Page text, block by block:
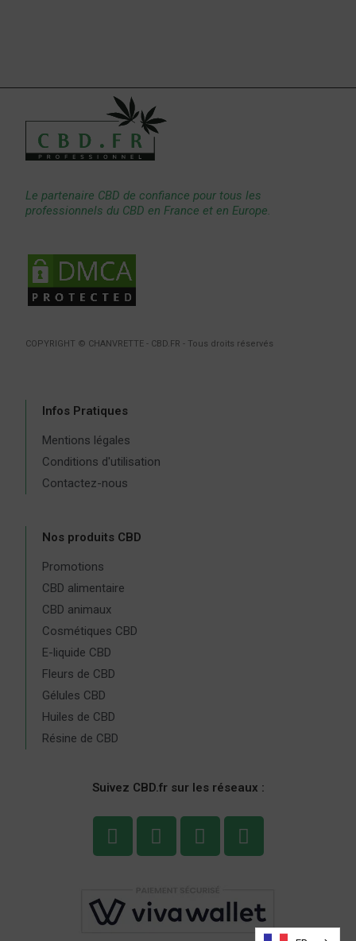
Le partenaire CBD de confiance pour tous les
professionnels du CBD en France et en Europe.
COPYRIGHT © CHANVRETTE - CBD.FR - Tous droits réservés
Infos Pratiques
Mentions légales
Conditions d'utilisation
Contactez-nous
Nos produits CBD
Promotions
CBD alimentaire
CBD animaux
Cosmétiques CBD
E-liquide CBD
Fleurs de CBD
Gélules CBD
Huiles de CBD
Résine de CBD
Suivez CBD.fr sur les réseaux :